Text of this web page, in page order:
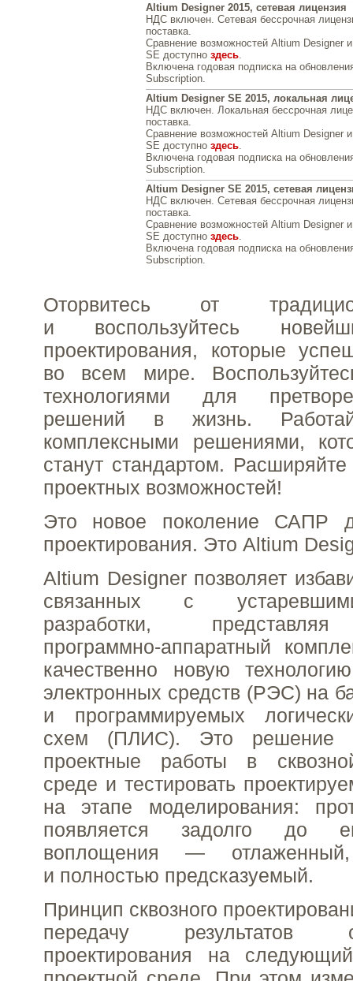
Altium Designer 2015, сетевая лицензия
НДС включен. Сетевая бессрочная
поставка.
Сравнение возможностей Altium Designer
SE доступно здесь.
Включена годовая подписка на
Subscription.
Altium Designer SE 2015, локальная
НДС включен. Локальная бессрочная
поставка.
Сравнение возможностей Altium Designer
SE доступно здесь.
Включена годовая подписка на
Subscription.
Altium Designer SE 2015, сетевая
НДС включен. Сетевая бессрочная
поставка.
Сравнение возможностей Altium Designer
SE доступно здесь.
Включена годовая подписка на
Subscription.
Оторвитесь от
и воспользуйтесь
проектирования, которые
во всем мире.
технологиями для
решений в жизнь.
комплексными решениями,
станут стандартом.
проектных возможностей!
Это новое поколение САПР
проектирования. Это Altium
Altium Designer позволяет
связанных с
разработки,
программно-аппаратный
качественно новую
электронных средств (РЭС) на
и программируемых
схем (ПЛИС). Это решение
проектные работы в
среде и тестировать
на этапе моделирования:
появляется задолго до
воплощения — отлаженный,
и полностью предсказуемый.
Принцип сквозного
передачу результатов
проектирования на